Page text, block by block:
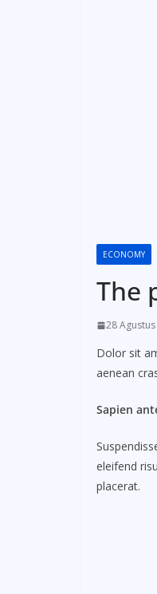
ECONOMY
The
28
Dolor sit
aenean
Sapien
eleifend
placerat.